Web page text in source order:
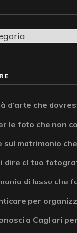
d’arte che
le foto che non
sul matrimonio
dire al tuo
di lusso che
per
a Cagliari